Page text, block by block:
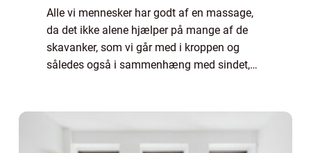
Alle vi mennesker har godt af en massage,
da det ikke alene hjælper på mange af de
skavanker, som vi går med i kroppen og
således også i sammenhæng med sindet,